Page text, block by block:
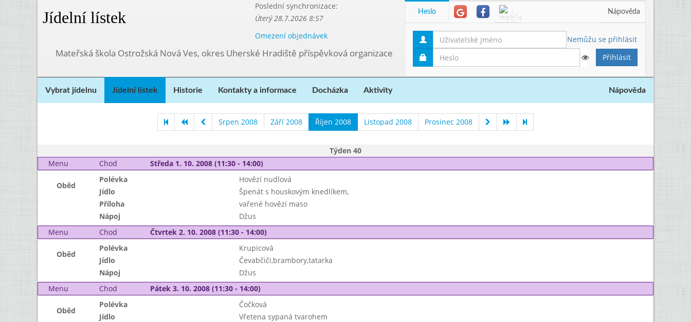
Jídelní lístek
Poslední synchronizace:
Úterý 28.7.2026 8:57
Omezení objednávek
Mateřská škola Ostrožská Nová Ves, okres Uherské Hradiště příspěvková organizace
Heslo Nápověda
Nemůžu se přihlásit
Vybrat jídelnu Jídelní lístek Historie Kontakty a informace Docházka Aktivity Nápověda
Srpen 2008 Září 2008 Říjen 2008 Listopad 2008 Prosinec 2008
Týden 40
Menu
Chod Středa 1. 10. 2008 (11:30 - 14:00)
Oběd
Polévka
Hovězí nudlová
Jídlo
Špenát s houskovým knedlíkem,
Příloha
vařené hovězí maso
Nápoj
Džus
Menu
Chod Čtvrtek 2. 10. 2008 (11:30 - 14:00)
Oběd
Polévka
Krupicová
Jídlo
Čevabčiči,brambory,tatarka
Nápoj
Džus
Menu
Chod Pátek 3. 10. 2008 (11:30 - 14:00)
Oběd
Polévka
Čočková
Jídlo
Vřetena sypaná tvarohem